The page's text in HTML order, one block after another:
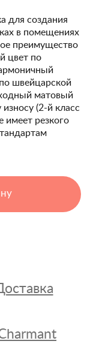
для создания
в помещениях
преимущество
цвет по
швейцарской
матовый
(2-й класс
имеет резкого